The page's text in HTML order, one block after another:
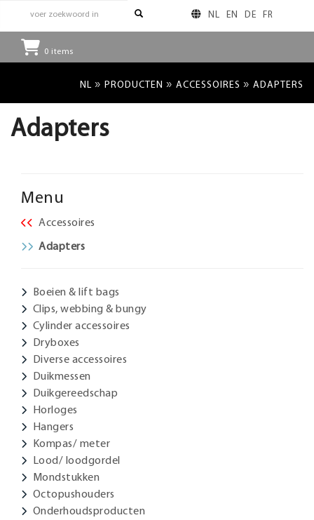
NL EN DE FR
0 items
NL » PRODUCTEN » ACCESSOIRES » ADAPTERS
Adapters
Menu
Accessoires
Adapters
Boeien & lift bags
Clips, webbing & bungy
Cylinder accessoires
Dryboxes
Diverse accessoires
Duikmessen
Duikgereedschap
Horloges
Hangers
Kompas/ meter
Lood/ loodgordel
Mondstukken
Octopushouders
Onderhoudsproducten